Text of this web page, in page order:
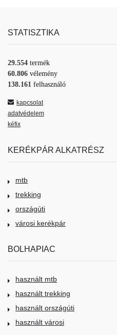
STATISZTIKA
29.554 termék
60.806 vélemény
138.161 felhasználó
kapcsolat
adatvédelem
kéfix
KERÉKPÁR ALKATRÉSZ
mtb
trekking
országúti
városi kerékpár
BOLHAPIAC
használt mtb
használt trekking
használt országúti
használt városi